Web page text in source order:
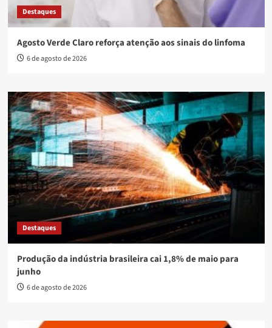
Destaques
Agosto Verde Claro reforça atenção aos sinais do linfoma
6 de agosto de 2026
Destaques
Produção da indústria brasileira cai 1,8% de maio para
junho
6 de agosto de 2026